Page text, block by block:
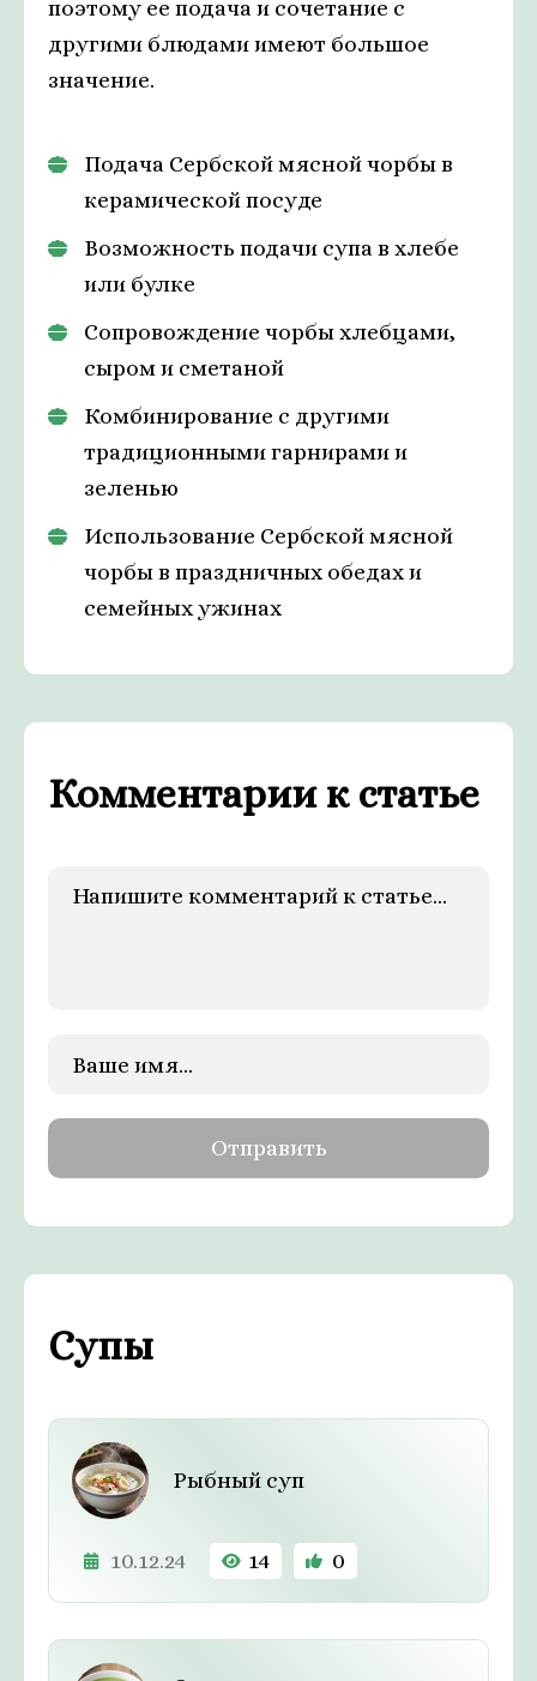
поэтому ее подача и сочетание с
другими блюдами имеют большое
значение.
Подача Сербской мясной чорбы в
керамической посуде
Возможность подачи супа в хлебе
или булке
Сопровождение чорбы хлебцами,
сыром и сметаной
Комбинирование с другими
традиционными гарнирами и
зеленью
Использование Сербской мясной
чорбы в праздничных обедах и
семейных ужинах
Комментарии к статье
Супы
Рыбный суп
10.12.24 14 0